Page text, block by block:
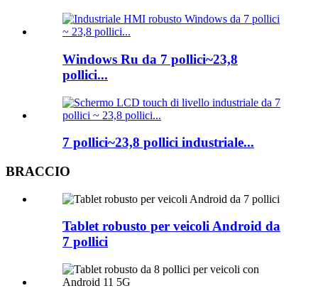
Windows Ru da 7 pollici~23,8
pollici...
7 pollici~23,8 pollici industriale...
BRACCIO
Tablet robusto per veicoli Android da
7 pollici